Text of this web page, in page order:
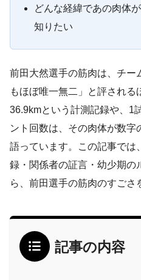
どんな経緯であの肉体
知りたい
前田大然選手の筋肉は、チー
もほぼ唯一無二」と評され
36.9kmという計測記録や、1
ント回数は、その肉体が数
語っています。この記事では
録・関係者の証言・幼少期の
ら、前田選手の筋肉のすごさ
記事の内容